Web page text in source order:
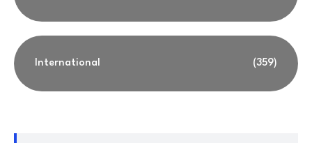
International (359)